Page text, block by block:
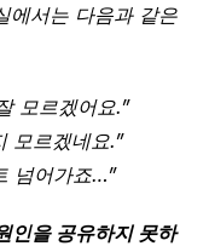
에서는 다음과 같은
모르겠어요.”
모르겠네요.”
넘어가죠…”
인을 공유하지 못하